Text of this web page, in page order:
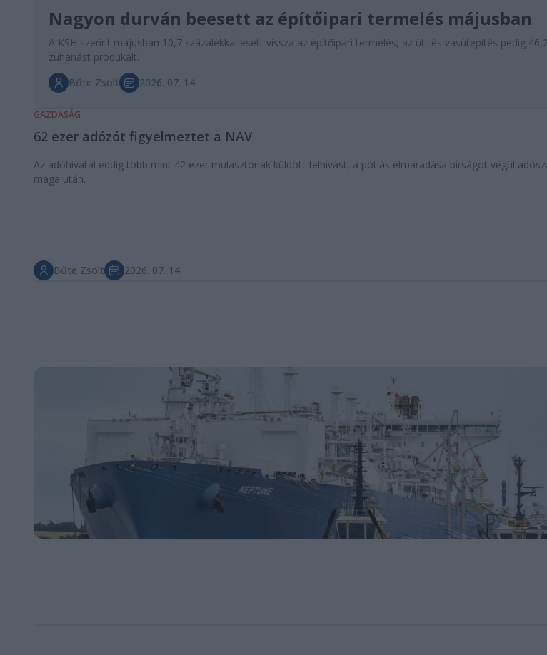
Nagyon durván beesett az építőipari termelés májusban
A KSH szerint májusban 10,7 százalékkal esett vissza az építőipari termelés, az út- és vasútépítés pedig
zuhanást produkált.
Bűte Zsolt
2026. 07. 14.
GAZDASÁG
62 ezer adózót figyelmeztet a NAV
Az adóhivatal eddig több mint 42 ezer mulasztónak küldött felhívást, a pótlás elmaradása bírságot végül
maga után.
Bűte Zsolt 2026. 07. 14.